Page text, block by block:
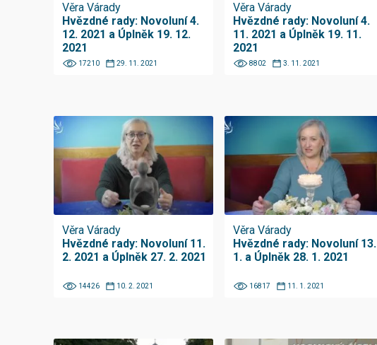
Věra Várady
Hvězdné rady: Novoluní 4.
12. 2021 a Úplněk 19. 12.
2021
17210 29. 11. 2021
Věra Várady
Hvězdné rady: Novoluní 4.
11. 2021 a Úplněk 19. 11.
2021
8802 3. 11. 2021
Věra Várady
Hvězdné rady: Novoluní 11.
2. 2021 a Úplněk 27. 2. 2021
14426 10. 2. 2021
Věra Várady
Hvězdné rady: Novoluní 13.
1. a Úplněk 28. 1. 2021
16817 11. 1. 2021